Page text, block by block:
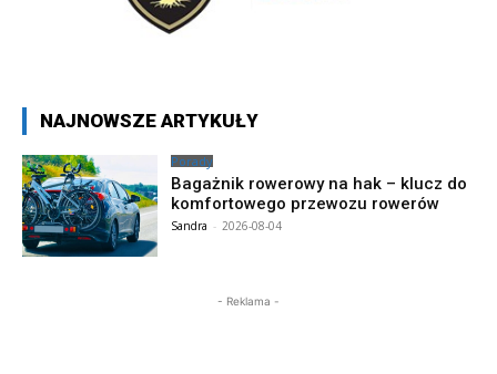
NAJNOWSZE ARTYKUŁY
Porady
Bagażnik rowerowy na hak – klucz do
komfortowego przewozu rowerów
Sandra - 2026-08-04
- Reklama -